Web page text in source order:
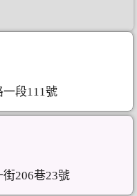
段111號
206巷23號